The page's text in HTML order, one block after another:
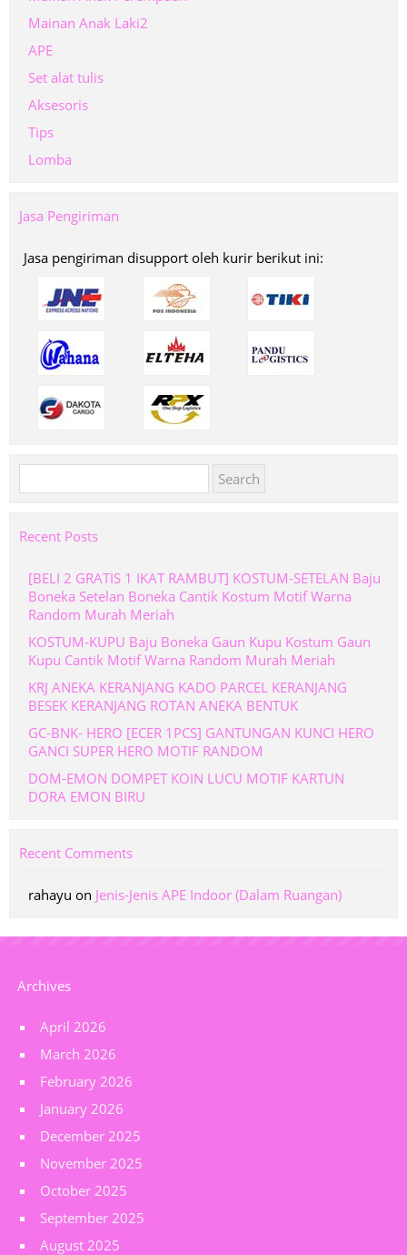
Mainan Anak Laki2
APE
Set alat tulis
Aksesoris
Tips
Lomba
Jasa Pengiriman
Jasa pengiriman disupport oleh kurir berikut ini:
for:
Recent Posts
[BELI 2 GRATIS 1 IKAT RAMBUT] KOSTUM-SETELAN Baju
Boneka Setelan Boneka Cantik Kostum Motif Warna
Random Murah Meriah
KOSTUM-KUPU Baju Boneka Gaun Kupu Kostum Gaun
Kupu Cantik Motif Warna Random Murah Meriah
KRJ ANEKA KERANJANG KADO PARCEL KERANJANG
BESEK KERANJANG ROTAN ANEKA BENTUK
GC-BNK- HERO [ECER 1PCS] GANTUNGAN KUNCI HERO
GANCI SUPER HERO MOTIF RANDOM
DOM-EMON DOMPET KOIN LUCU MOTIF KARTUN
DORA EMON BIRU
Recent Comments
rahayu on Jenis-Jenis APE Indoor (Dalam Ruangan)
Archives
April 2026
March 2026
February 2026
January 2026
December 2025
November 2025
October 2025
September 2025
August 2025